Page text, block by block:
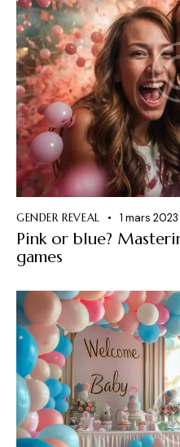
GENDER REVEAL 1 mars 2023
Pink or blue?
games